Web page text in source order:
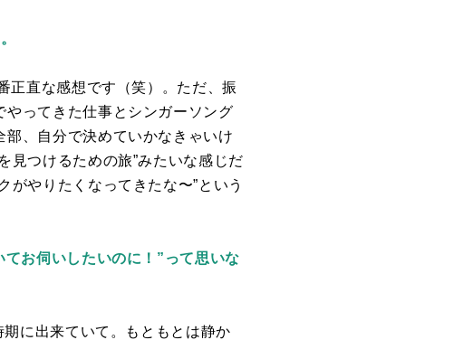
正直な感想です（笑）。ただ、振
ってきた仕事とシンガーソング
、自分で決めていかなきゃいけ
見つけるための旅”みたいな感じだ
やりたくなってきたな〜”という
お伺いしたいのに！”って思いな
に出来ていて。もともとは静か